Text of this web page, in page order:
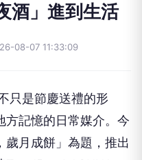
酒」進到生活
08-07 11:33:09
只是節慶送禮的形
方記憶的日常媒介。今
歲月成餅」為題，推出